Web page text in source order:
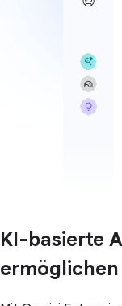
KI-basierte
ermöglichen